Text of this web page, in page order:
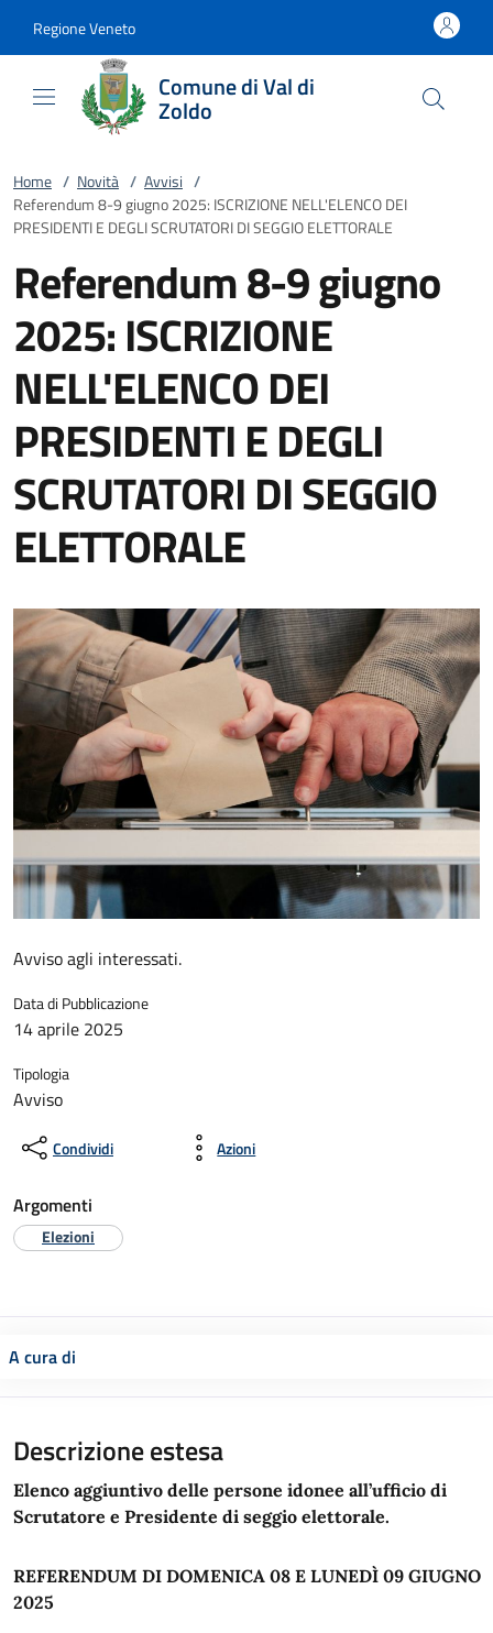
Regione Veneto
Comune di Val di
Zoldo
Home / Novità / Avvisi /
Referendum 8-9 giugno 2025: ISCRIZIONE NELL'ELENCO DEI
PRESIDENTI E DEGLI SCRUTATORI DI SEGGIO ELETTORALE
Referendum 8-9 giugno
2025: ISCRIZIONE
NELL'ELENCO DEI
PRESIDENTI E DEGLI
SCRUTATORI DI SEGGIO
ELETTORALE
Avviso agli interessati.
Data di Pubblicazione
14 aprile 2025
Tipologia
Avviso
Condividi Azioni
Argomenti
Elezioni
A cura di
Descrizione estesa
Elenco aggiuntivo delle persone idonee all’ufficio di
Scrutatore e Presidente di seggio elettorale.
REFERENDUM DI DOMENICA 08 E LUNEDÌ 09 GIUGNO
2025